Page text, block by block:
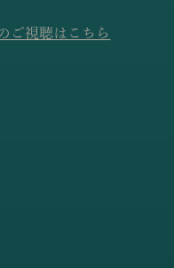
ご視聴はこちら